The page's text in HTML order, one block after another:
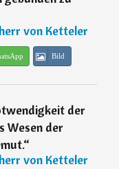
von Ketteler
Bild
der
Wesen der
“
von Ketteler